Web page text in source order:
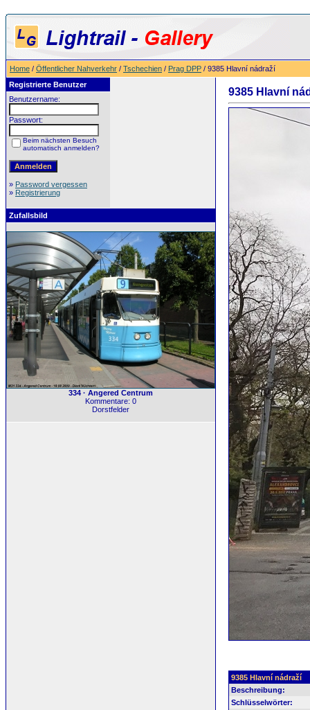
Home / Öffentlicher Nahverkehr / Tschechien / Prag DPP / 9385 Hlavní nádraží
Registrierte Benutzer
Benutzername:
Passwort:
Beim nächsten Besuch
automatisch anmelden?
» Password vergessen
» Registrierung
Zufallsbild
334 · Angered Centrum
Kommentare: 0
Dorstfelder
9385 Hlavní
9385 Hlavní nádraží
Beschreibung:
Schlüsselwörter: